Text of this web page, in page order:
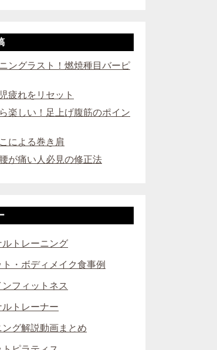
ングラスト！燃焼種目バーピ
疲れをリセット
楽しい！足上げ腹筋のポイン
による巻き肩
が痛い人必見の修正法
ルトレーニング
ト・ボディメイク食事例
フィットネス
トレーナー
ング解説動画まとめ